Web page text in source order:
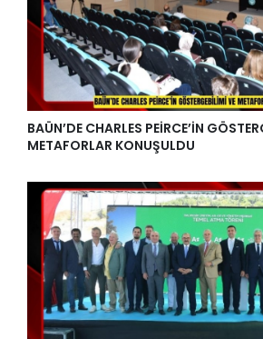
BAÜN’DE CHARLES PEİRCE’İN
METAFORLAR KONUŞULDU